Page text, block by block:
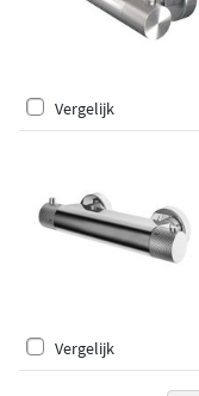
Vergelijk
Vergelijk